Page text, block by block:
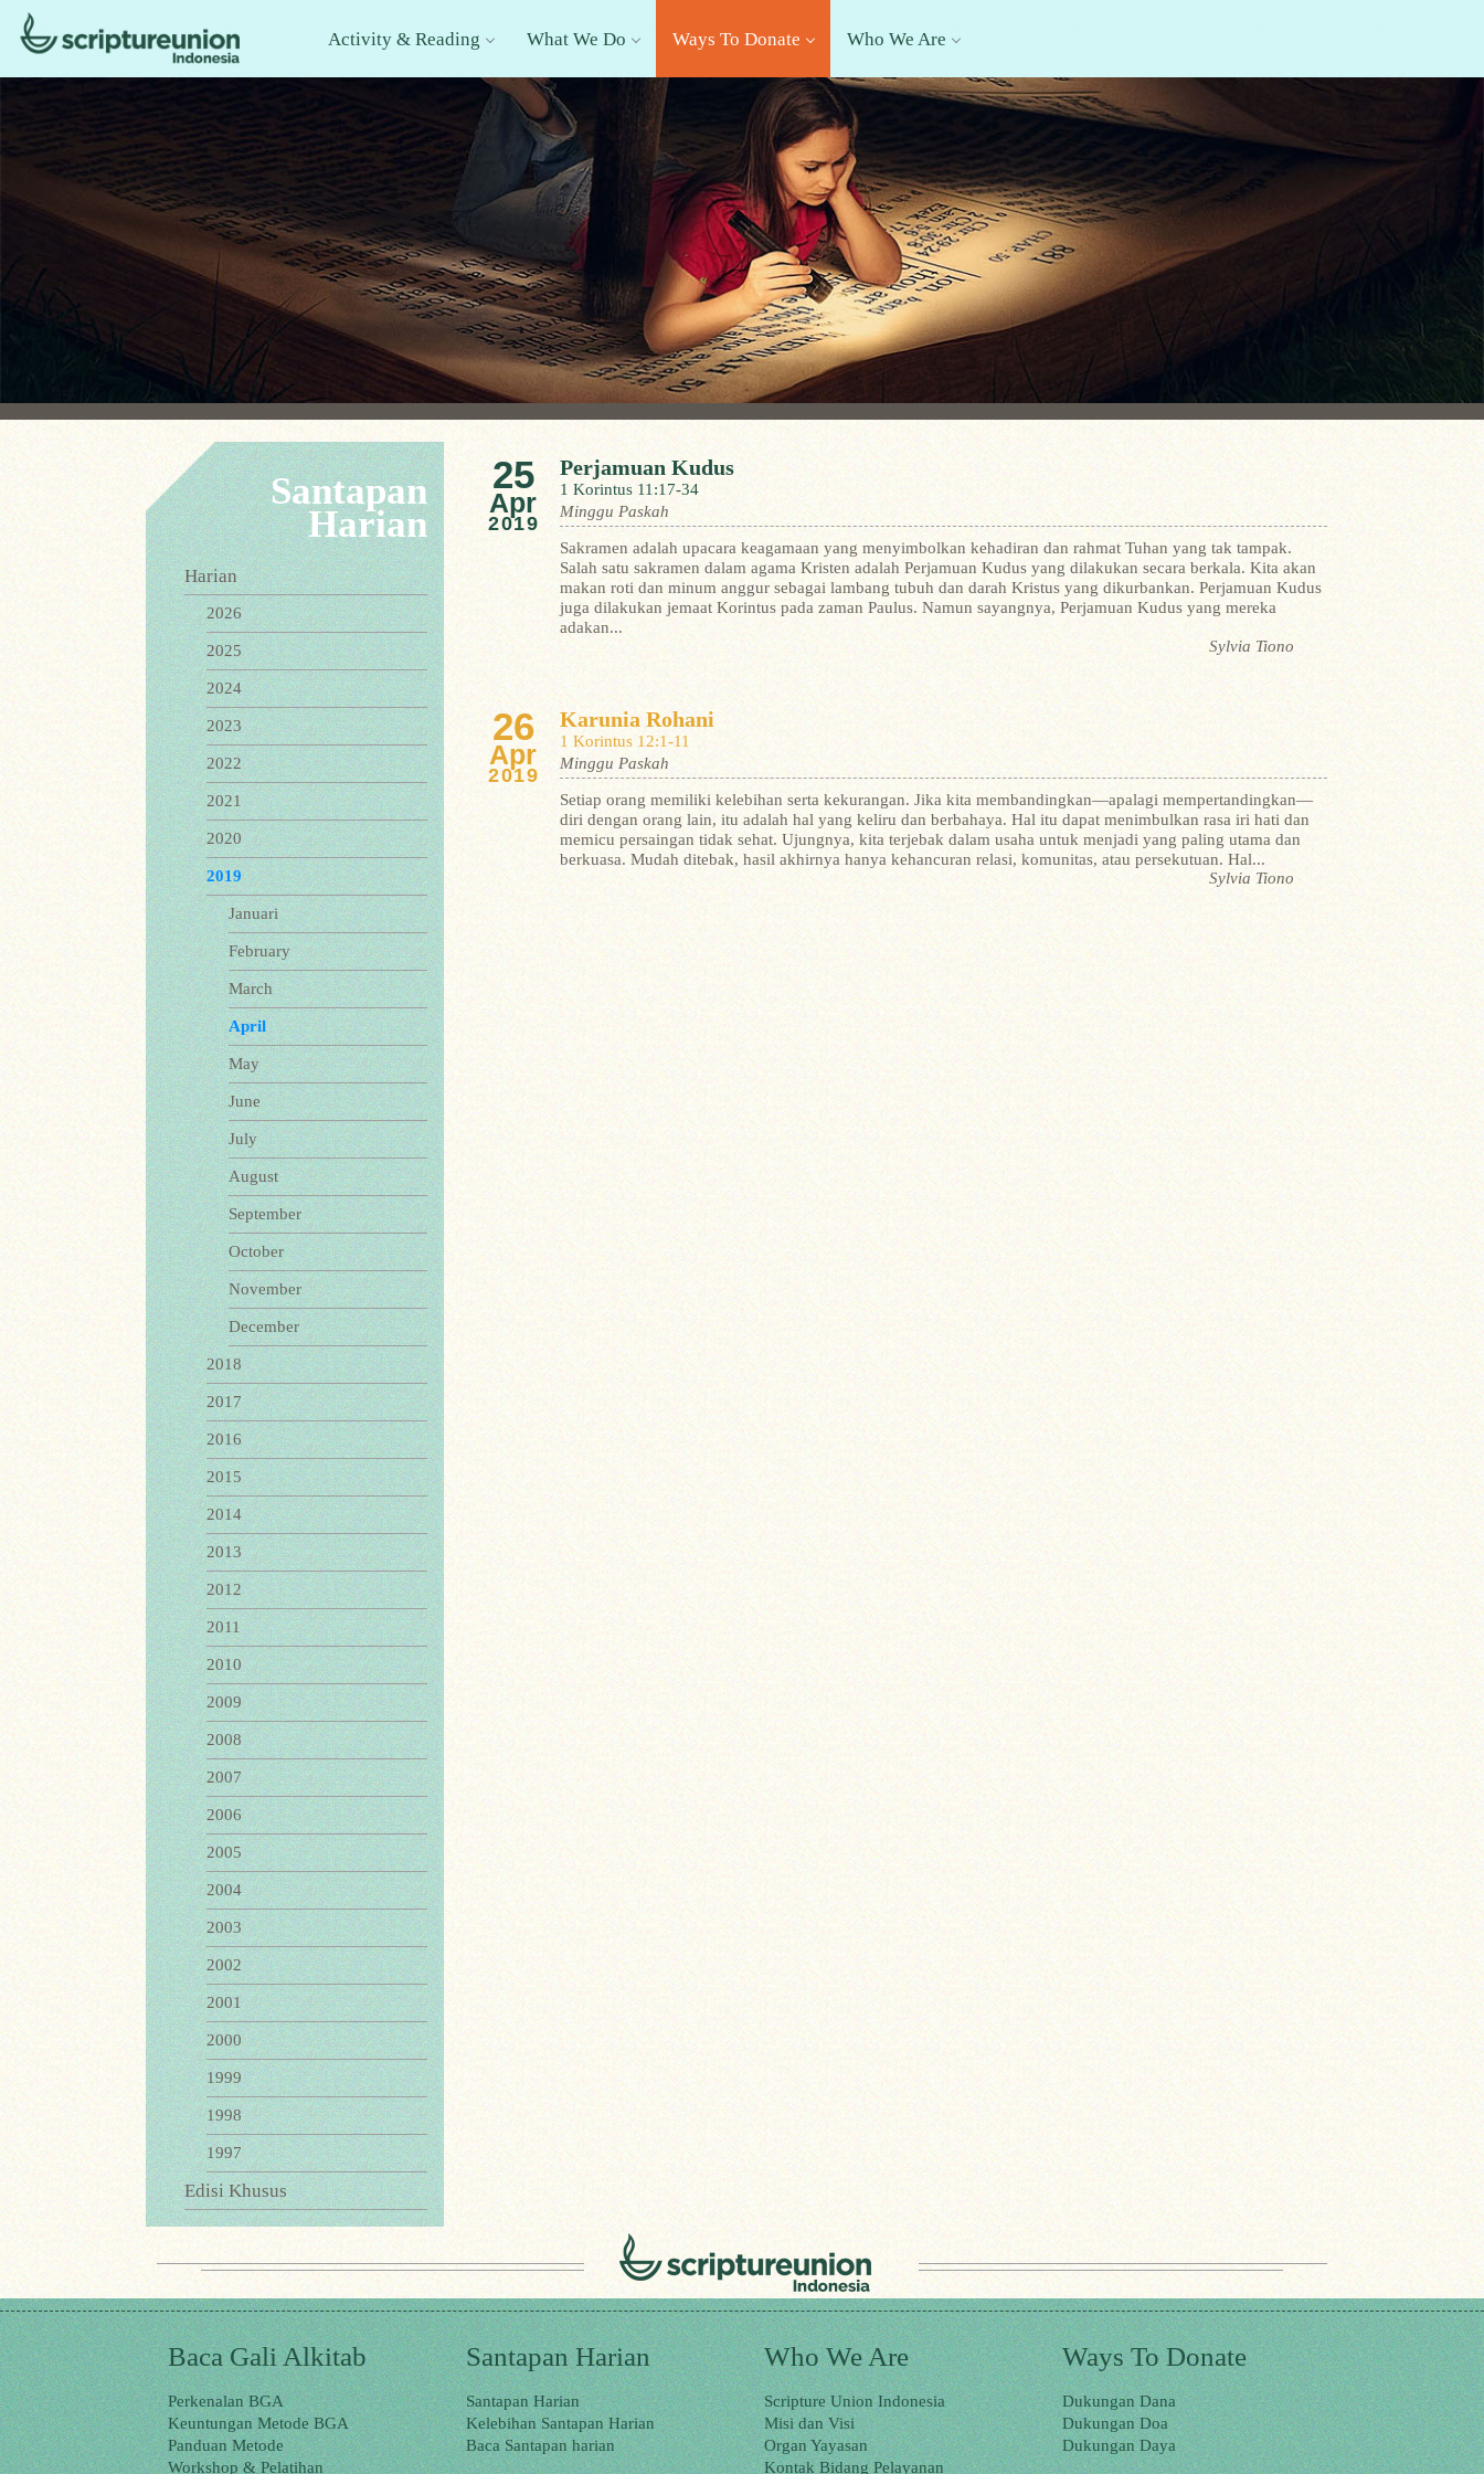
Activity & Reading What We Do Ways To Donate Who We Are
Santapan
Harian
Harian
2026
2025
2024
2023
2022
2021
2020
2019
Januari
February
March
April
May
June
July
August
September
October
November
December
2018
2017
2016
2015
2014
2013
2012
2011
2010
2009
2008
2007
2006
2005
2004
2003
2002
2001
2000
1999
1998
1997
Edisi Khusus
25
Apr
2019
Perjamuan Kudus
1 Korintus 11:17-34
Minggu Paskah
Sakramen adalah upacara keagamaan yang menyimbolkan kehadiran dan rahmat Tuhan yang tak tampak.
Salah satu sakramen dalam agama Kristen adalah Perjamuan Kudus yang dilakukan secara berkala. Kita akan
makan roti dan minum anggur sebagai lambang tubuh dan darah Kristus yang dikurbankan. Perjamuan Kudus
juga dilakukan jemaat Korintus pada zaman Paulus. Namun sayangnya, Perjamuan Kudus yang mereka
adakan...
Sylvia Tiono
26
Apr
2019
Karunia Rohani
1 Korintus 12:1-11
Minggu Paskah
Setiap orang memiliki kelebihan serta kekurangan. Jika kita membandingkan—apalagi mempertandingkan—
diri dengan orang lain, itu adalah hal yang keliru dan berbahaya. Hal itu dapat menimbulkan rasa iri hati dan
memicu persaingan tidak sehat. Ujungnya, kita terjebak dalam usaha untuk menjadi yang paling utama dan
berkuasa. Mudah ditebak, hasil akhirnya hanya kehancuran relasi, komunitas, atau persekutuan. Hal...
Sylvia Tiono
Baca Gali Alkitab
Perkenalan BGA
Keuntungan Metode BGA
Panduan Metode
Workshop & Pelatihan
Santapan Harian
Santapan Harian
Kelebihan Santapan Harian
Baca Santapan harian
Who We Are
Scripture Union Indonesia
Misi dan Visi
Organ Yayasan
Kontak Bidang Pelayanan
Ways To Donate
Dukungan Dana
Dukungan Doa
Dukungan Daya